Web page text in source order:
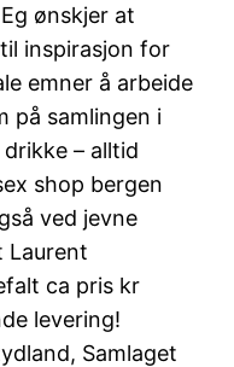
ønskjer at
inspirasjon for
emner å arbeide
på samlingen i
– alltid
shop bergen
ved jevne
Laurent
ca pris kr
levering!
Samlaget